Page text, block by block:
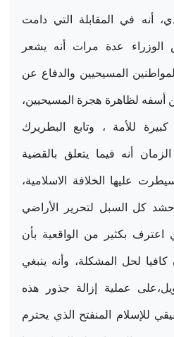
أنه في المقابلة التي دامت
الوزراء عدة مرات أنه يشعر
المسيحيين والدفاع عن
أسفه لظاهرة هجرة المسيحيين،
كبيرة للأمة ، وتابع البطريرك
أنه فيما يتعلق بالقضية
عليها الخلافة الاسلامية،
كل السبل لتحرير الأراضي
اعترف بكثير من الواقعية بأن
لحل المشكلة، وأنه ينبغي
عملية إزالة جذور هذه
للإسلام المنفتح الذي يحترم